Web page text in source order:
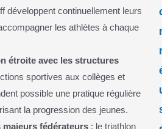
développent continuellement leurs
les athlètes à chaque
étroite avec les structures
sportives aux collèges et
possible une pratique régulière
la progression des jeunes.
majeurs fédérateurs : le triathlon